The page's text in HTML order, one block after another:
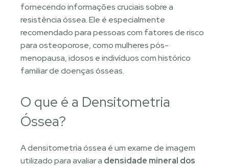
fornecendo informações cruciais sobre a
resistência óssea. Ele é especialmente
recomendado para pessoas com fatores de risco
para osteoporose, como mulheres pós-
menopausa, idosos e indivíduos com histórico
familiar de doenças ósseas.
O que é a Densitometria
Óssea?
A densitometria óssea é um exame de imagem
utilizado para avaliar a densidade mineral dos